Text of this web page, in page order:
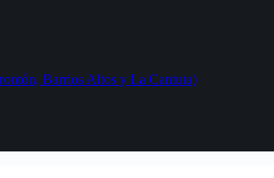
Barrios Altos y La Cantuta)